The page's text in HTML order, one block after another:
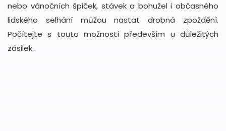
nebo vánočních špiček, stávek a bohužel i občasného
lidského selhání můžou nastat drobná zpoždění.
Počítejte s touto možností především u důležitých
zásilek.